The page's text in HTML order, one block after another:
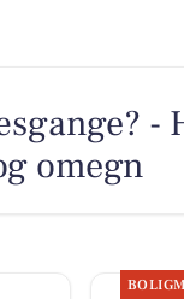
-
omegn